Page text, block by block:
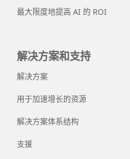
最大限度地提高 AI 的 ROI
解决方案和支持
解决方案
用于加速增长的资源
解决方案体系结构
支援